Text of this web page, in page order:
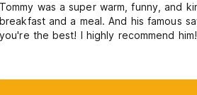
Tommy was a super warm, funny, and
breakfast and a meal. And his famous
you're the best! I highly recommend him!